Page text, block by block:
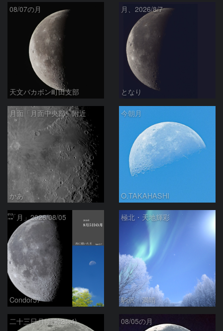
08/07の月
天文バカボン町田支部
月、2026/8/7
となり
月面「月面中央部」附近
かあ
今朝月
O.TAKAHASHI
「月」2026/08/05
Condor57
極北・天地輝彩
駒沢 満晴
二十三日月(月齢21.4) 08/05の月